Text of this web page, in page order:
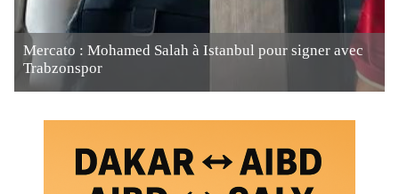
Mercato : Mohamed Salah à Istanbul pour signer avec
Trabzonspor